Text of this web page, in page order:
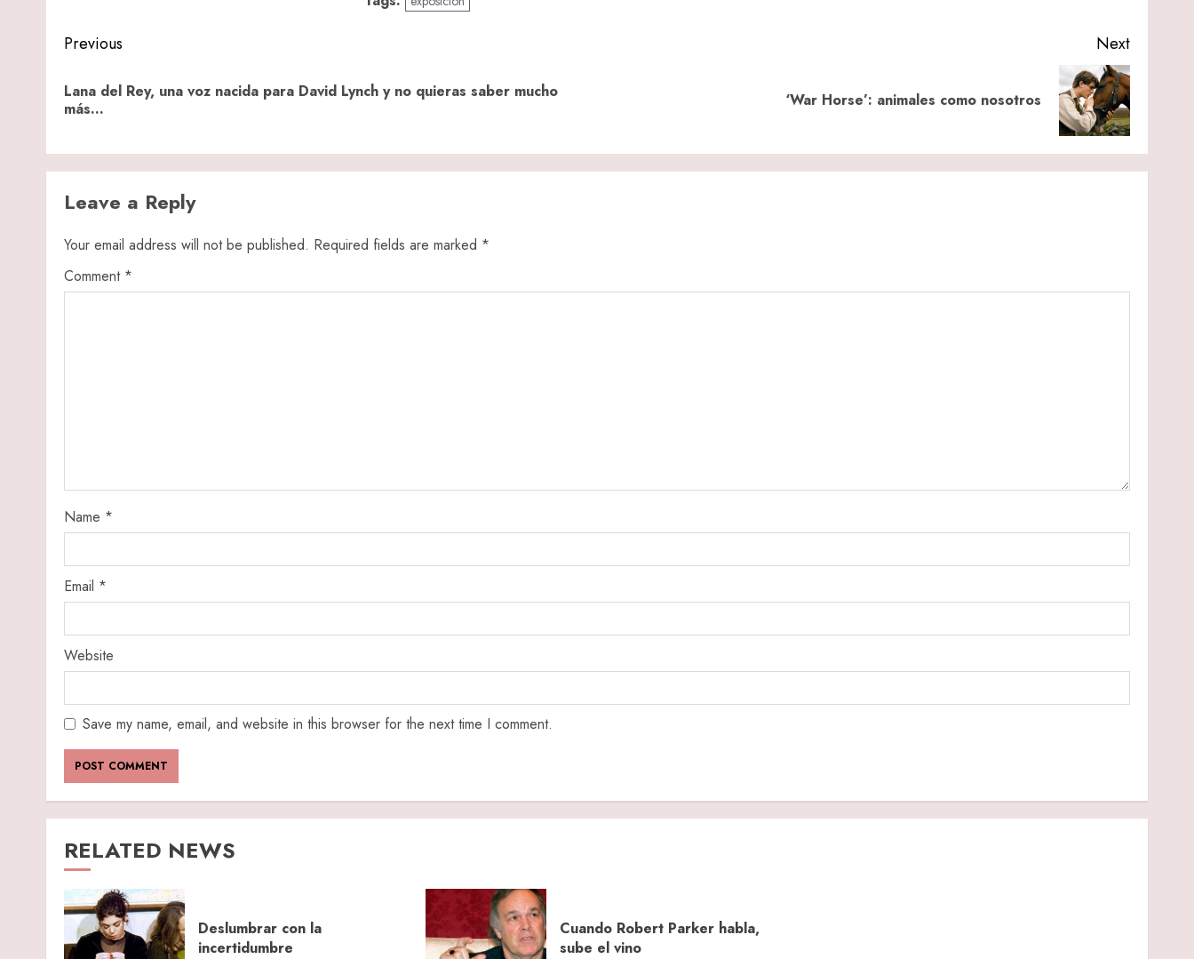
Post
navigation
Previous
Lana del Rey, una voz nacida para David Lynch y no quieras saber mucho
más…
Next
‘War Horse’: animales como nosotros
Leave a Reply
Your email address will not be published. Required fields are marked *
Comment *
Name *
Email *
Website
Save my name, email, and website in this browser for the next time I comment.
RELATED NEWS
Deslumbrar con la
incertidumbre
Cuando Robert Parker habla,
sube el vino